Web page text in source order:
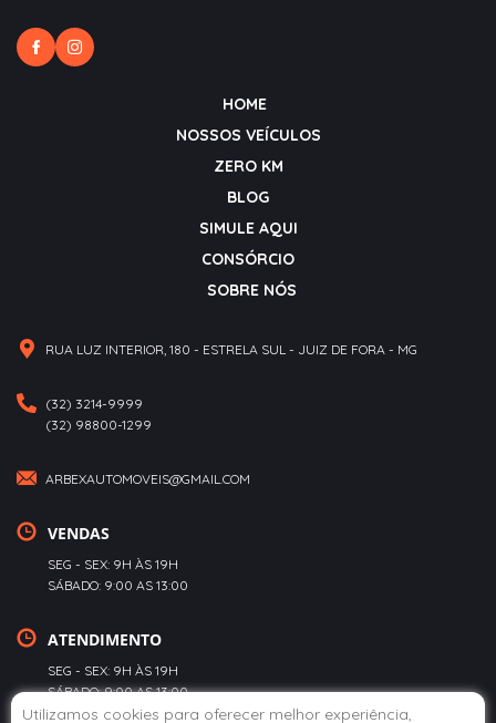
Utilizamos cookies para oferecer melhor experiência,
HOME
NOSSOS VEÍCULOS
ZERO KM
BLOG
SIMULE AQUI
CONSÓRCIO
SOBRE NÓS
RUA LUZ INTERIOR, 180 - ESTRELA SUL - JUIZ DE FORA - MG
(32) 3214-9999
(32) 98800-1299
ARBEXAUTOMOVEIS@GMAIL.COM
VENDAS
SEG - SEX: 9H ÀS 19H
SÁBADO: 9:00 AS 13:00
ATENDIMENTO
SEG - SEX: 9H ÀS 19H
SÁBADO: 9:00 AS 13:00